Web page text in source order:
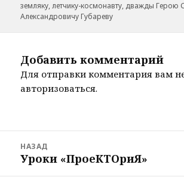
земляку, летчику-космонавту, дважды Герою
Александровичу Губареву
Добавить комментарий
Для отправки комментария вам
авторизоваться.
записям
НАЗАД
Предыдущая
запись:
Уроки «ПроеКТОриЯ»